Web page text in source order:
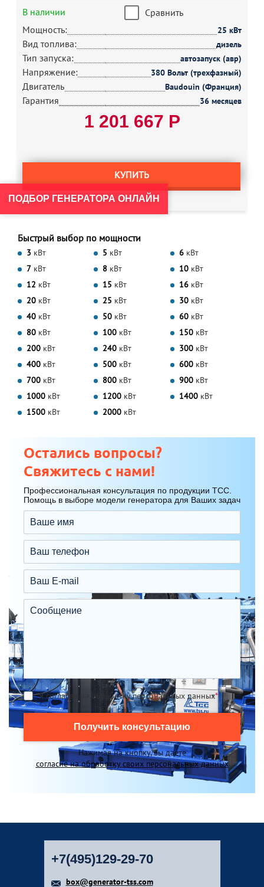
В наличии
Сравнить
Мощность:
25 кВт
Вид топлива: дизель
Тип запуска: автозапуск (авр)
Напряжение: 380 Вольт (трехфазный)
Двигатель Baudouin (Франция)
Гарантия 36 месяцев
1 201 667 Р
КУПИТЬ
Быстрый выбор по мощности
3 кВт 5 кВт 6 кВт
7 кВт 8 кВт 10 кВт
12 кВт 15 кВт 16 кВт
20 кВт 25 кВт 30 кВт
40 кВт 50 кВт 60 кВт
80 кВт 100 кВт 150 кВт
200 кВт 240 кВт 300 кВт
400 кВт 500 кВт 600 кВт
700 кВт 800 кВт 900 кВт
1000 кВт 1200 кВт 1400 кВт
1500 кВт 2000 кВт
Остались вопросы?
Свяжитесь с нами!
Профессиональная консультация по продукции ТСС.
Помощь в выборе модели генератора для Ваших задач
Я согласен на обработку персональных данных*
Получить консультацию
Нажимая на кнопку, вы даете
согласие на обработку своих персональных данных
+7(495)129-29-70
box@generator-tss.com
ПОДБОР ГЕНЕРАТОРА ОНЛАЙН